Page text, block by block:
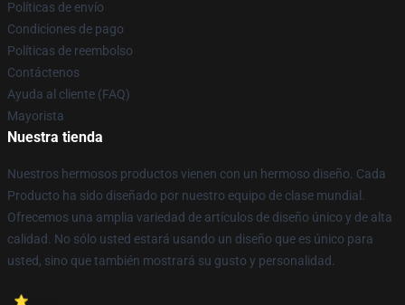
Políticas de envío
Condiciones de pago
Políticas de reembolso
Contáctenos
Ayuda al cliente (FAQ)
Mayorista
Nuestra tienda
Nuestros hermosos productos vienen con un hermoso diseño. Cada
Producto ha sido diseñado por nuestro equipo de clase mundial.
Ofrecemos una amplia variedad de artículos de diseño único y de alta
calidad. No sólo usted estará usando un diseño que es único para
usted, sino que también mostrará su gusto y personalidad.